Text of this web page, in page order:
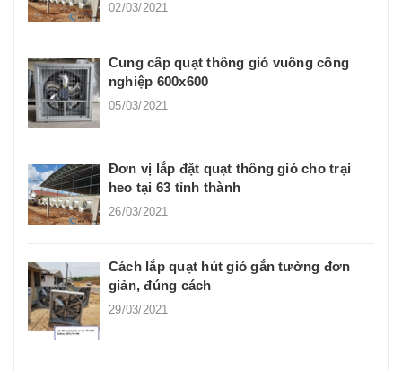
02/03/2021
Cung cấp quạt thông gió vuông công
nghiệp 600x600
05/03/2021
Đơn vị lắp đặt quạt thông gió cho trại
heo tại 63 tỉnh thành
26/03/2021
Cách lắp quạt hút gió gắn tường đơn
giản, đúng cách
29/03/2021